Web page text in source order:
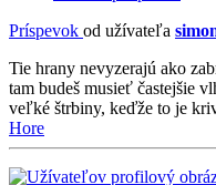
Príspevok od užívateľa
Tie hrany nevyzerajú ako
tam budeš musieť častejšie
veľké štrbiny, keďže to je
Hore